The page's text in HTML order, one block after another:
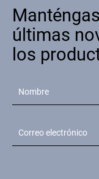
últimas
los